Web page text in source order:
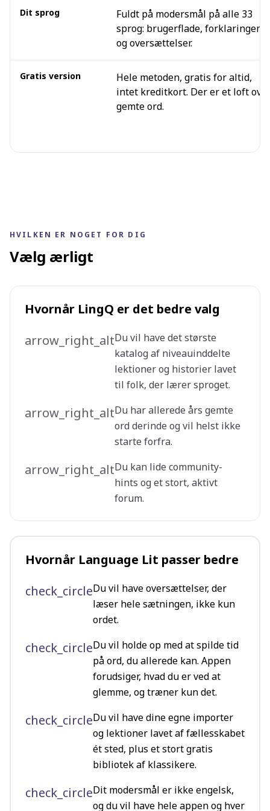
Dit sprog
Fuldt på modersmål på alle 33
sprog: brugerflade, forklaringer
og oversættelser.
Gratis version
Hele metoden, gratis for altid,
intet kreditkort. Der er et loft
gemte ord.
HVILKEN ER NOGET FOR DIG
Vælg ærligt
Hvornår LingQ er det bedre valg
arrow_right_altDu vil have det største
katalog af niveauinddelte
lektioner og historier lavet
til folk, der lærer sproget.
arrow_right_altDu har allerede års gemte
ord derinde og vil helst ikke
starte forfra.
arrow_right_altDu kan lide community-
hints og et stort, aktivt
forum.
Hvornår Language Lit passer bedre
check_circleDu vil have oversættelser, der
læser hele sætningen, ikke kun
ordet.
check_circleDu vil holde op med at spilde tid
på ord, du allerede kan. Appen
forudsiger, hvad du er ved at
glemme, og træner kun det.
check_circleDu vil have dine egne importer
og lektioner lavet af fællesskabet
ét sted, plus et stort gratis
bibliotek af klassikere.
check_circleDit modersmål er ikke engelsk,
og du vil have hele appen og hver